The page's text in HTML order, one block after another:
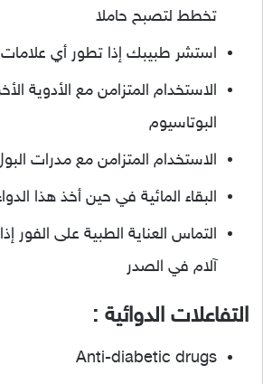
تخطط لتصبح حاملا
استشر طبيبك إذا تطور أي
الاستخدام المتزامن مع الأدوية
البوتاسيوم
الاستخدام المتزامن مع مدرات
البقاء المائية في حين أخذ هذا
التماس العناية الطبية على الفور
آلام في الصدر
التفاعلات الدوائية :
Anti-diabetic drugs